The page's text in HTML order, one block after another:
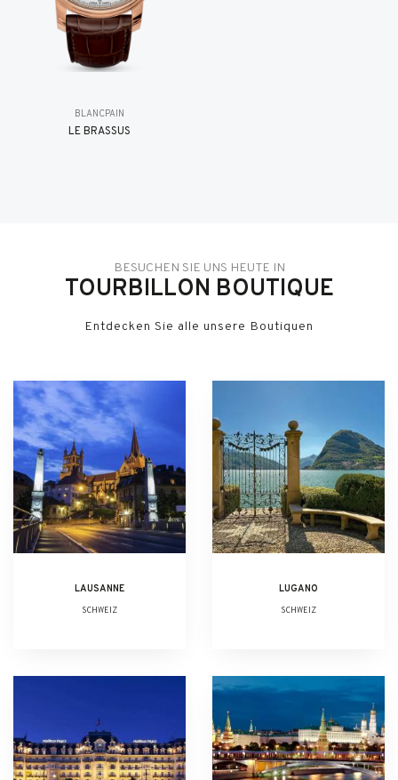
BLANCPAIN
LE BRASSUS
BESUCHEN SIE UNS HEUTE IN
TOURBILLON BOUTIQUE
Entdecken Sie alle unsere Boutiquen
LAUSANNE
SCHWEIZ
LUGANO
SCHWEIZ